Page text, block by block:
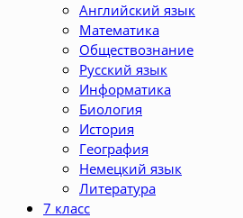
Английский язык
Математика
Обществознание
Русский язык
Информатика
Биология
История
География
Немецкий язык
Литература
7 класс